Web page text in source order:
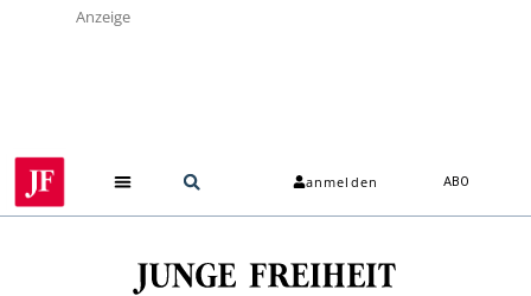
Anzeige
anmelden ABO